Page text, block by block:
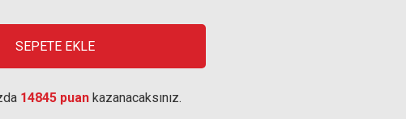
SEPETE EKLE
14845 puan kazanacaksınız.